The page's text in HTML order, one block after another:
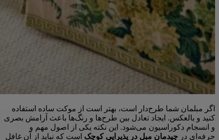
اگر مبلمان شما طرح‌دار است، بهتر است از موکت ساده استفاده
کنید و بالعکس. ایجاد تعادل بین طرح‌ها و رنگ‌ها باعث آرامش بصری
و انسجام دکوراسیون می‌شود. این نکته یکی از اصول مهم و
حرفه‌ای در چیدمان مبل در پذیرایی کوچک است که نباید از آن غافل